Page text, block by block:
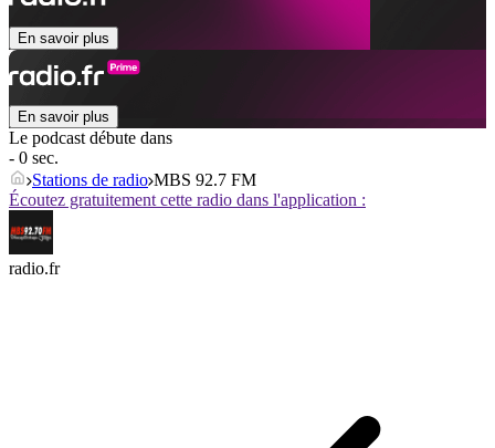
En savoir plus
En savoir plus
Le podcast débute dans
- 0 sec.
Stations de radio MBS 92.7 FM
Écoutez gratuitement cette radio dans l'application :
radio.fr